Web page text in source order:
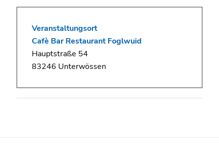
Veranstaltungsort
Cafè Bar Restaurant Foglwuid
Hauptstraße 54
83246 Unterwössen